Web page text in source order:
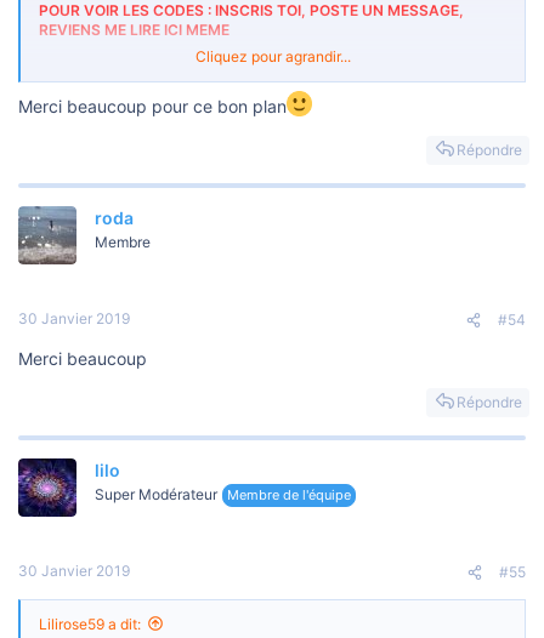
POUR VOIR LES CODES : INSCRIS TOI, POSTE UN MESSAGE,
REVIENS ME LIRE ICI MEME
***Un message caché ne peut pas être cité.***
Cliquez pour agrandir...
Merci beaucoup pour ce bon plan
Répondre
roda
Membre
30 Janvier 2019 #54
Merci beaucoup
Répondre
lilo
Super Modérateur Membre de l'équipe
30 Janvier 2019 #55
Lilirose59 a dit: